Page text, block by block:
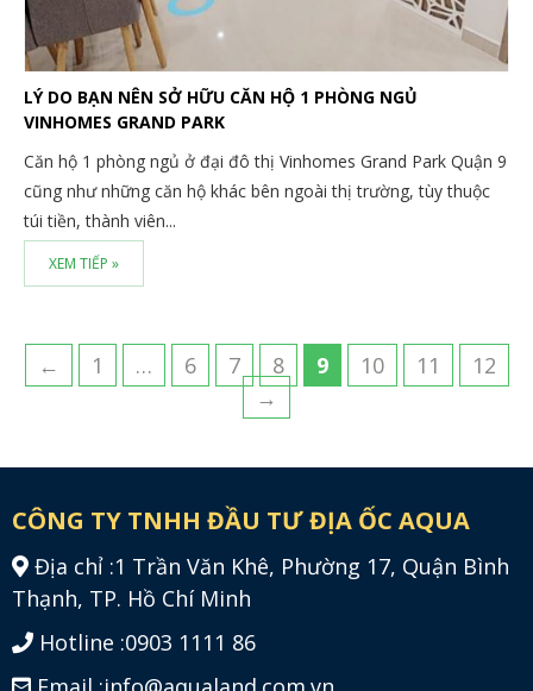
LÝ DO BẠN NÊN SỞ HỮU CĂN HỘ 1 PHÒNG NGỦ
VINHOMES GRAND PARK
Căn hộ 1 phòng ngủ ở đại đô thị Vinhomes Grand Park Quận 9
cũng như những căn hộ khác bên ngoài thị trường, tùy thuộc
túi tiền, thành viên...
XEM TIẾP »
← 1 … 6 7 8 9 10 11
12
→
CÔNG TY TNHH ĐẦU TƯ ĐỊA ỐC AQUA
Địa chỉ :1 Trần Văn Khê, Phường 17, Quận Bình
Thạnh, TP. Hồ Chí Minh
Hotline :0903 1111 86